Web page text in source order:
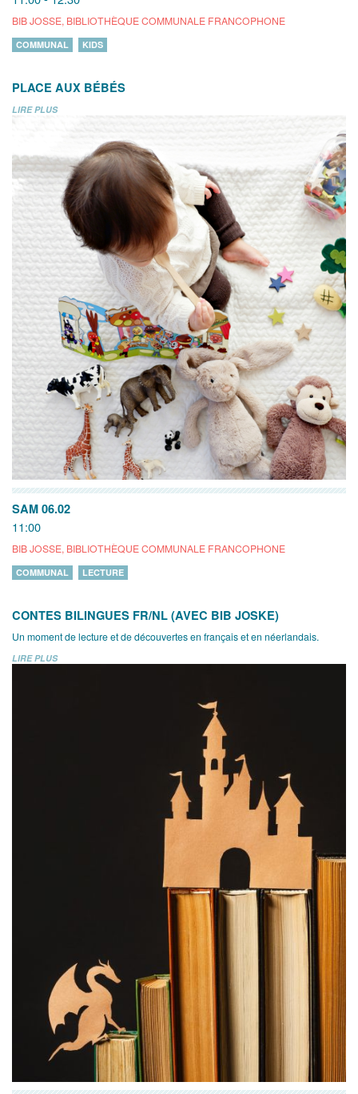
BIB JOSSE, BIBLIOTHÈQUE COMMUNALE FRANCOPHONE
COMMUNAL KIDS
PLACE AUX BÉBÉS
LIRE PLUS
SAM 06.02
11:00
BIB JOSSE, BIBLIOTHÈQUE COMMUNALE FRANCOPHONE
COMMUNAL LECTURE
CONTES BILINGUES FR/NL (AVEC BIB JOSKE)
Un moment de lecture et de découvertes en français et en néerlandais.
LIRE PLUS